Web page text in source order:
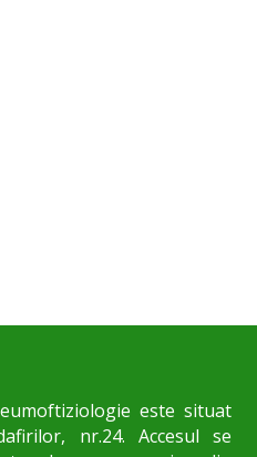
este situat
nr.24. Accesul se